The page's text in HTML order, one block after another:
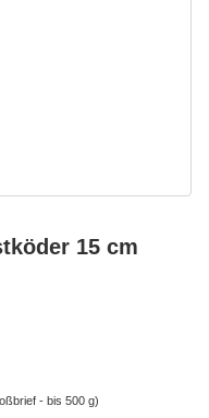
15 cm
- bis 500 g)